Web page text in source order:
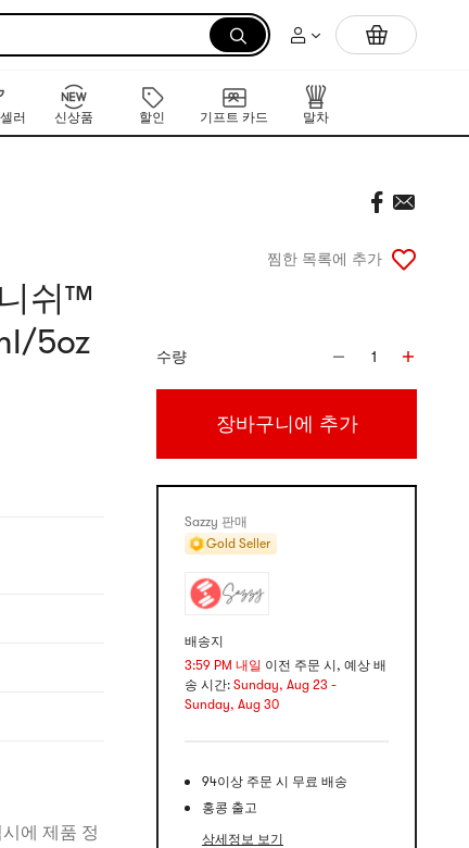
먼저 만나는 K-뷰티 신작 라인업
러 신상품 할인 기프트 카드 말차
쉬™
5oz
에 제품 정
찜한 목록에 추가
수량 1
장바구니에 추가
Sazzy 판매
Gold Seller
배송지
3:59 PM 내일 이전 주문 시, 예상 배
송 시간: Sunday, Aug 23 -
Sunday, Aug 30
94이상 주문 시 무료 배송
홍콩 출고
상세정보 보기